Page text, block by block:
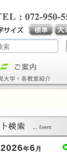
2026年6月